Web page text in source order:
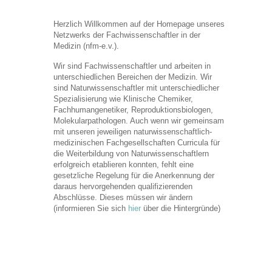
Herzlich Willkommen auf der Homepage unseres
Netzwerks der Fachwissenschaftler in der
Medizin (nfm-e.v.).
Wir sind Fachwissenschaftler und arbeiten in
unterschiedlichen Bereichen der Medizin. Wir
sind Naturwissenschaftler mit unterschiedlicher
Spezialisierung wie Klinische Chemiker,
Fachhumangenetiker, Reproduktionsbiologen,
Molekularpathologen. Auch wenn wir gemeinsam
mit unseren jeweiligen naturwissenschaftlich-
medizinischen Fachgesellschaften Curricula für
die Weiterbildung von Naturwissenschaftlern
erfolgreich etablieren konnten, fehlt eine
gesetzliche Regelung für die Anerkennung der
daraus hervorgehenden qualifizierenden
Abschlüsse. Dieses müssen wir ändern
(informieren Sie sich hier über die Hintergründe)